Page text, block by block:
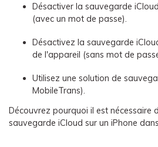
Désactiver la sauvegarde
(avec un mot de passe).
Désactivez la sauvegarde
de l'appareil (sans mot de
Utilisez une solution de
MobileTrans).
Découvrez pourquoi il est nécessaire
sauvegarde iCloud sur un iPhone